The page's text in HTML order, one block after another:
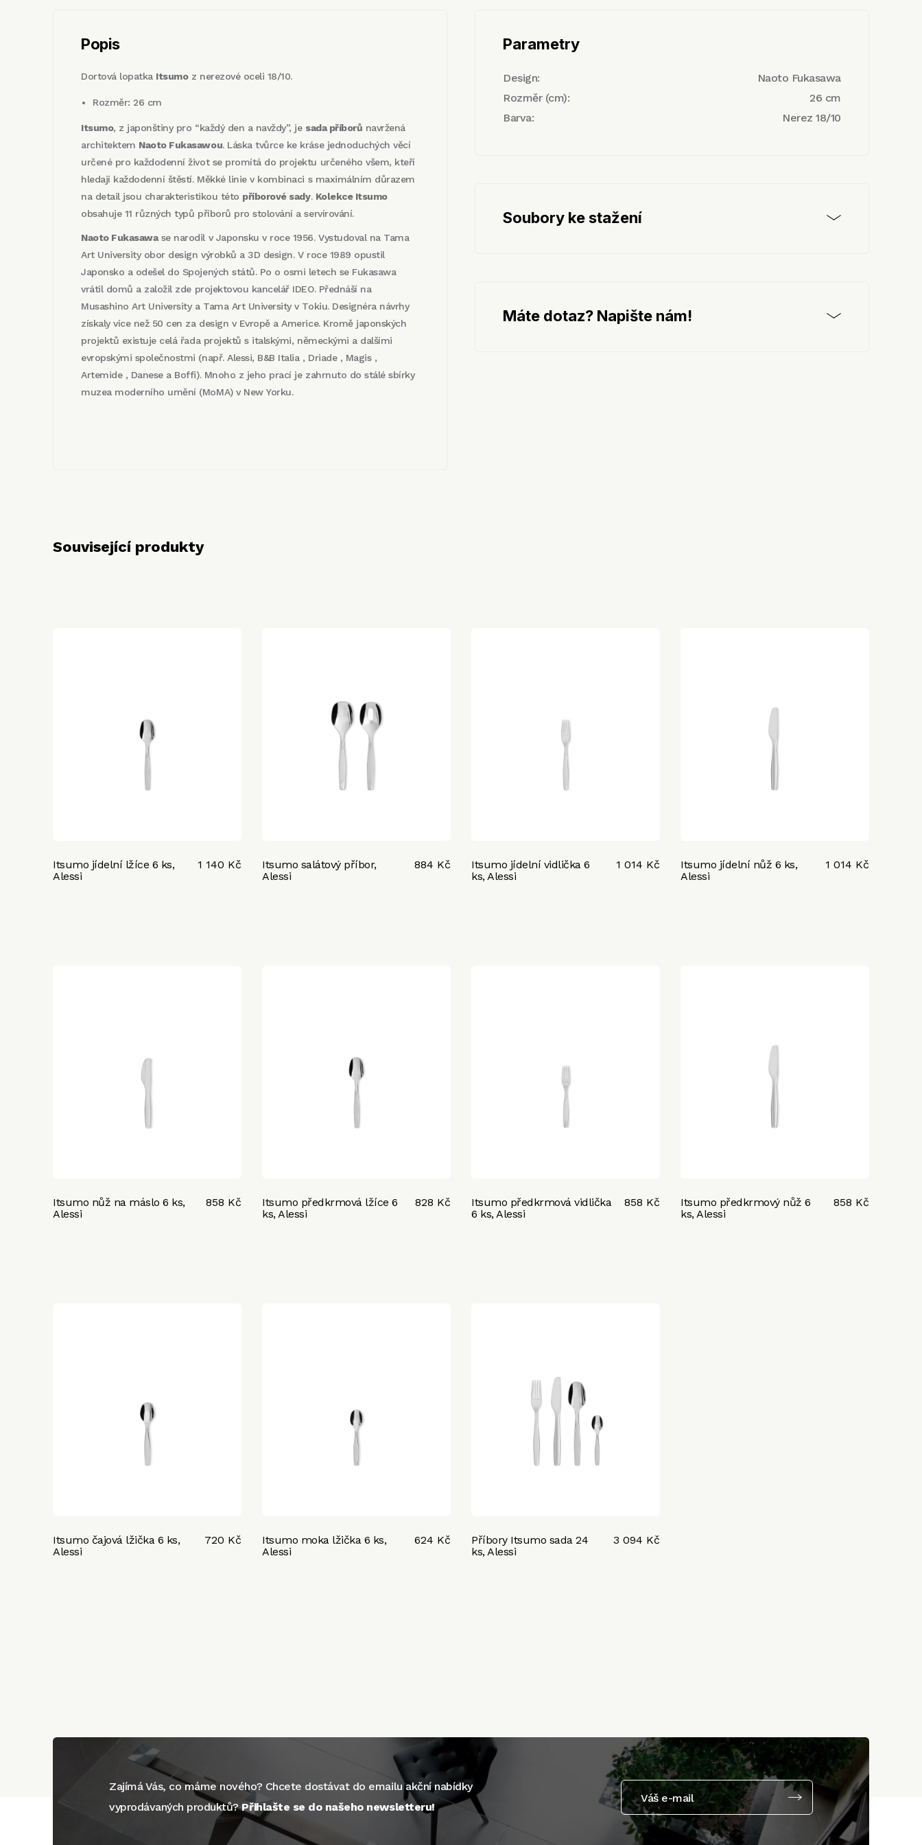
Popis
Dortová lopatka Itsumoz nerezové oceli 18/10.
Rozměr: 26 cm
Itsumo, z japonštiny pro “každý den a navždy”, je sada příborů navržená
architektem Naoto Fukasawou. Láska tvůrce ke kráse jednoduchých věcí
určené pro každodenní život se promítá do projektu určeného všem, kteří
hledají každodenní štěstí. Měkké linie v kombinaci s maximálním důrazem
na detail jsou charakteristikou této příborové sady. Kolekce Itsumo
obsahuje 11 různých typů příborů pro stolování a servírování.
Naoto Fukasawase narodil v Japonsku v roce 1956. Vystudoval na Tama
Art University obor design výrobků a 3D design. V roce 1989 opustil
Japonsko a odešel do Spojených států. Po o osmi letech se Fukasawa
vrátil domů a založil zde projektovou kancelář IDEO. Přednáší na
Musashino Art University a Tama Art University v Tokiu. Designéra návrhy
získaly více než 50 cen za design v Evropě a Americe. Kromě japonských
projektů existuje celá řada projektů s italskými, německými a dalšími
evropskými společnostmi (např. Alessi, B&B Italia , Driade , Magis ,
Artemide , Danese a Boffi). Mnoho z jeho prací je zahrnuto do stálé sbírky
muzea moderního umění (MoMA) v New Yorku.
Parametry
Design:
Naoto Fukasawa
Rozměr (cm):
26 cm
Barva:
Nerez 18/10
Soubory ke stažení
Máte dotaz? Napište nám!
Související produkty
Itsumo jídelní lžíce 6 ks,
Alessi
1 140 Kč
Itsumo salátový příbor,
Alessi
884 Kč
Itsumo jídelní vidlička 6
ks, Alessi
1 014 Kč
Itsumo jídelní nůž 6 ks,
Alessi
1 014 Kč
Itsumo nůž na máslo 6 ks,
Alessi
858 Kč
Itsumo předkrmová lžíce 6
ks, Alessi
828 Kč
Itsumo předkrmová vidlička
6 ks, Alessi
858 Kč
Itsumo předkrmový nůž 6
ks, Alessi
858 Kč
Itsumo čajová lžička 6 ks,
Alessi
720 Kč
Itsumo moka lžička 6 ks,
Alessi
624 Kč
Příbory Itsumo sada 24
ks, Alessi
3 094 Kč
Zajímá Vás, co máme nového? Chcete dostávat do emailu akční nabídky
vyprodávaných produktů?Přihlašte se do našeho newsletteru!
Váš e-mail